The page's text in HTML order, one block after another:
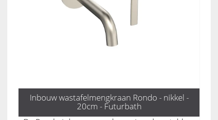
Inbouw wastafelmengkraan Rondo - nikkel -
20cm - Futurbath